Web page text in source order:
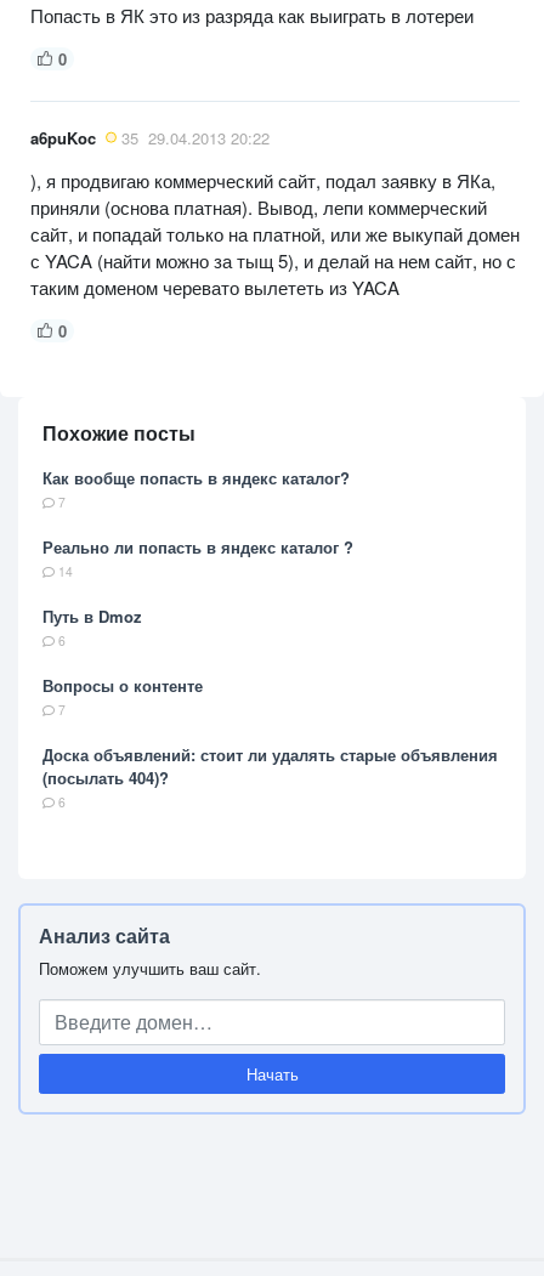
Попасть в ЯК это из разряда как выиграть в лотереи
0
a6puKoc 35 29.04.2013 20:22
), я продвигаю коммерческий сайт, подал заявку в ЯКа,
приняли (основа платная). Вывод, лепи коммерческий
сайт, и попадай только на платной, или же выкупай домен
с YACA (найти можно за тыщ 5), и делай на нем сайт, но с
таким доменом черевато вылететь из YACA
0
Похожие посты
Как вообще попасть в яндекс каталог?
7
Реально ли попасть в яндекс каталог ?
14
Путь в Dmoz
6
Вопросы о контенте
7
Доска объявлений: стоит ли удалять старые объявления
(посылать 404)?
6
Анализ сайта
Поможем улучшить ваш сайт.
Начать